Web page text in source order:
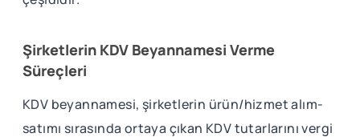
Şirketlerin KDV Beyannamesi Verme
Süreçleri
KDV beyannamesi, şirketlerin ürün/hizmet alım-
satımı sırasında ortaya çıkan KDV tutarlarını vergi